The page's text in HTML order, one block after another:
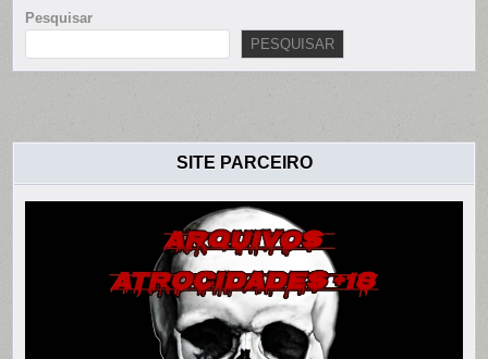
Pesquisar
PESQUISAR
SITE PARCEIRO